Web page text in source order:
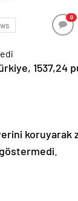
0
göstermedi.